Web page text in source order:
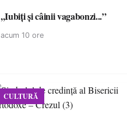
,,Iubiți și câinii vagabonzi...”
acum 10 ore
CULTURĂ